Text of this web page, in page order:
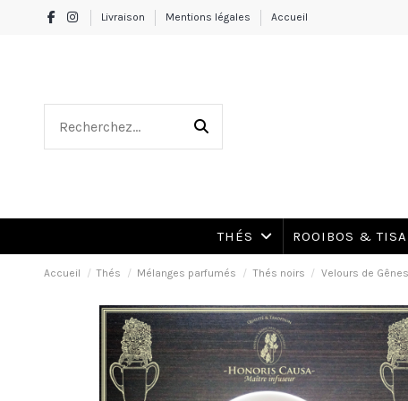
Livraison Mentions légales Accueil
THÉS ROOIBOS &
Accueil Thés Mélanges parfumés Thés noirs Velours de